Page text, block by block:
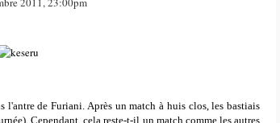
l'antre de Furiani. Après un match à huis clos, les bastiais
Cependant, cela reste-t-il un match comme les autres